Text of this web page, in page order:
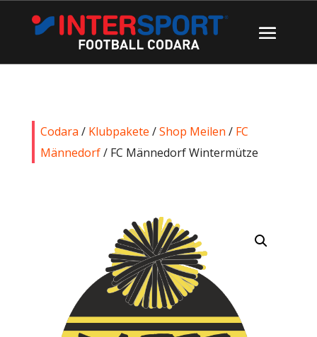
Codara / Klubpakete /Shop Meilen / FC
Männedorf/ FC Männedorf Wintermütze